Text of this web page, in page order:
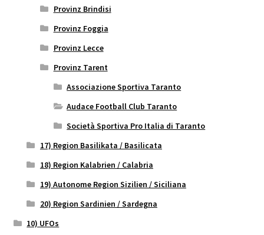
Provinz Brindisi
Provinz Foggia
Provinz Lecce
Provinz Tarent
Associazione Sportiva Taranto
Audace Football Club Taranto
Società Sportiva Pro Italia di Taranto
17) Region Basilikata / Basilicata
18) Region Kalabrien / Calabria
19) Autonome Region Sizilien / Siciliana
20) Region Sardinien / Sardegna
10) UFOs